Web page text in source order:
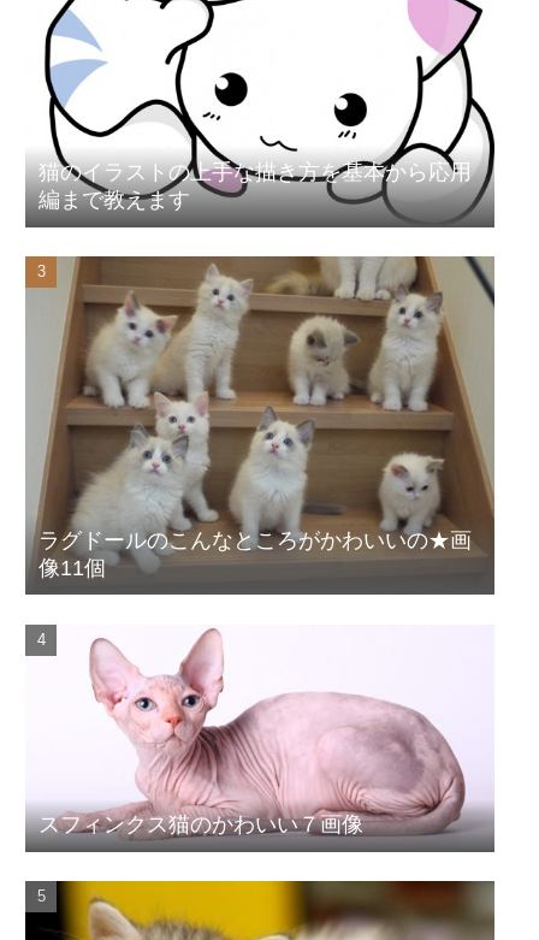
猫のイラストの上手な描き方を基本から応用
編まで教えます
ラグドールのこんなところがかわいいの★画
像11個
スフィンクス猫のかわいい７画像